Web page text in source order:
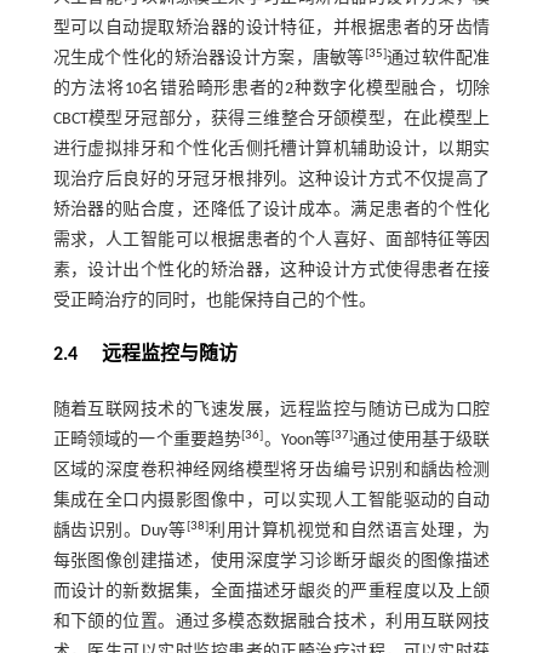
型可以自动提取矫治器的设计特征，并根据患者的牙齿情
况生成个性化的矫治器设计方案，唐敏等[35]通过软件配准
的方法将10名错𬌗畸形患者的2种数字化模型融合，切除
CBCT模型牙冠部分，获得三维整合牙颌模型，在此模型上
进行虚拟排牙和个性化舌侧托槽计算机辅助设计，以期实
现治疗后良好的牙冠牙根排列。这种设计方式不仅提高了
矫治器的贴合度，还降低了设计成本。满足患者的个性化
需求，人工智能可以根据患者的个人喜好、面部特征等因
素，设计出个性化的矫治器，这种设计方式使得患者在接
受正畸治疗的同时，也能保持自己的个性。
2.4 远程监控与随访
随着互联网技术的飞速发展，远程监控与随访已成为口腔
正畸领域的一个重要趋势[36]。Yoon等[37]通过使用基于级联
区域的深度卷积神经网络模型将牙齿编号识别和龋齿检测
集成在全口内摄影图像中，可以实现人工智能驱动的自动
龋齿识别。Duy等[38]利用计算机视觉和自然语言处理，为
每张图像创建描述，使用深度学习诊断牙龈炎的图像描述
而设计的新数据集，全面描述牙龈炎的严重程度以及上颌
和下颌的位置。通过多模态数据融合技术，利用互联网技